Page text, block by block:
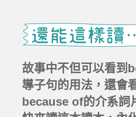
故事中不但可以看到
導子句的用法，還會
because of的介系詞